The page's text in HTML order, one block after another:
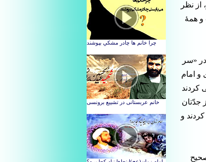
نظر
و همۀ
«سر
امام
کردند
جدّتان
و